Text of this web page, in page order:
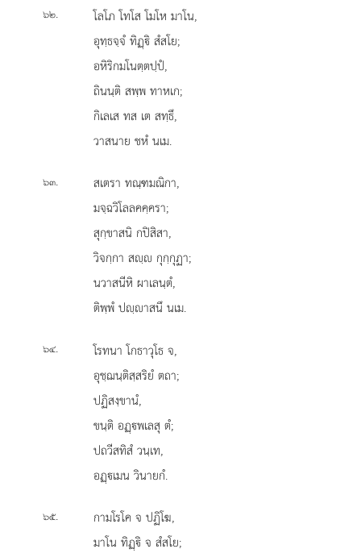
๖๒. โลโภโทโส โมโห มาโน,
อุทฺธจฺจํ ทิฏฺิ สํสโย;
อหิริกมโนตฺตปฺปํ,
ถินนฺติ สพฺพ ทาหเก;
กิเลเส ทส เต สทฺธึ,
วาสนาย ชหํ นเม.
๖๓. สเตรา ทณฺฑมณิกา,
มจฺฉวิโลลคคฺครา;
สุกฺขาสนิ กปิสิสา,
วิจกฺกา สฺ กุกฺกุฏา;
นวาสนีหิ ผาเลนฺตํ,
ติพฺพํ ปฺาสนึ นเม.
๖๔. โรทนาโกธาวุโธ จ,
อุชฺฌนฺติสฺสริยํ ตถา;
ปฏิสงฺขานํ,
ขนฺติ อฏฺพเลสุ ตํ;
ปถวีสทิสํ วนฺเท,
อฏฺเมน วินายกํ.
๖๕. กามโรโค จ ปฏิโฆ,
มาโน ทิฏฺิ จ สํสโย;